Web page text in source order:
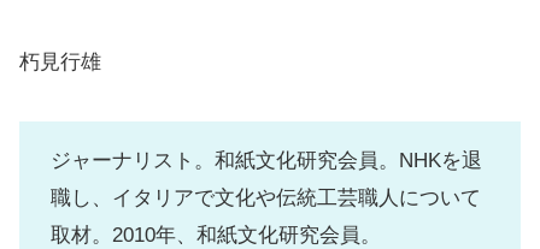
朽見行雄
ジャーナリスト。和紙文化研究会員。NHKを退
職し、イタリアで文化や伝統工芸職人について
取材。2010年、和紙文化研究会員。